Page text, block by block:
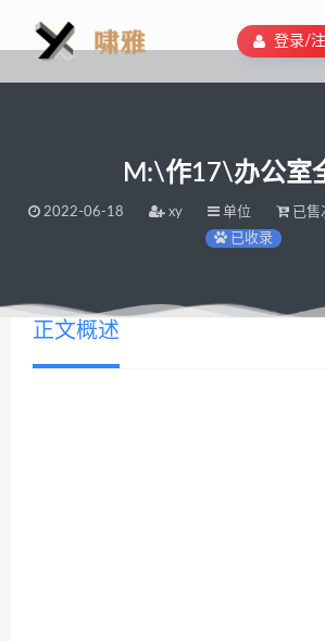
登录/
M:\作17\办公室
2022-06-18 xy 单位 已售
已收录
正文概述